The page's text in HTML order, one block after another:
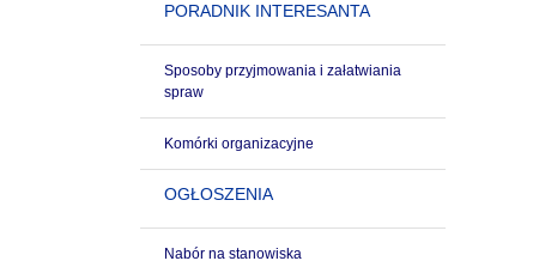
PORADNIK INTERESANTA
Sposoby przyjmowania i załatwiania
spraw
Komórki organizacyjne
OGŁOSZENIA
Nabór na stanowiska